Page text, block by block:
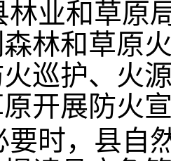
林业和草
林和草原
巡护、火
开展防火
要时，县